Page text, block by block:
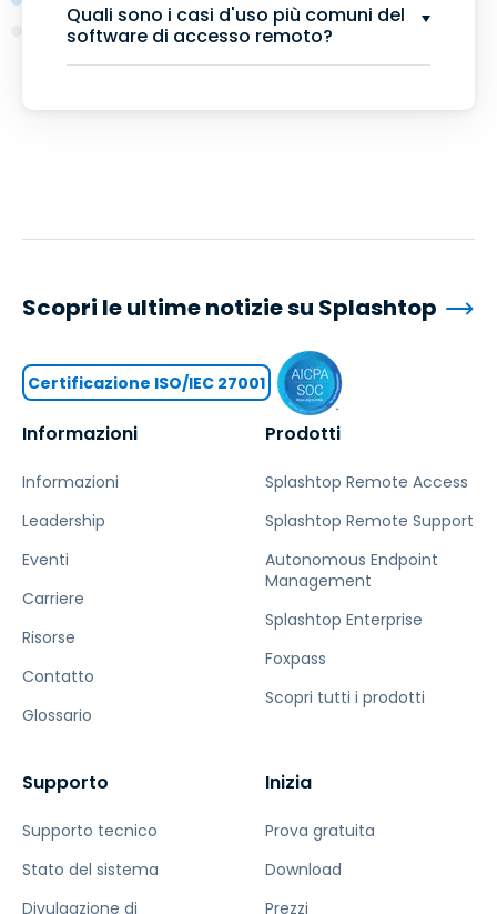
Quali sono i casi d'uso più comuni del
software di accesso remoto?
Informazioni
Informazioni
Leadership
Eventi
Carriere
Risorse
Contatto
Glossario
Prodotti
Splashtop Remote Access
Splashtop Remote Support
Autonomous Endpoint
Management
Splashtop Enterprise
Foxpass
Scopri tutti i prodotti
Supporto
Supporto tecnico
Stato del sistema
Divulgazione di
Inizia
Prova gratuita
Download
Prezzi
Scopri le ultime notizie su Splashtop
Certificazione ISO/IEC 27001